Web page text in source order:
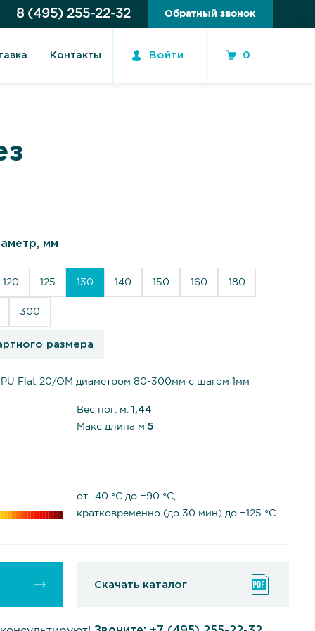
8 (495) 255-22-32 Обратный звонок
Контакты Войти 0
мм
120 125 130 140 150 160 180
300
размера
Flat 20/OM диаметром 80-300мм с шагом 1мм
Вес пог. м. 1,44
Макс длина м 5
от -40 °С до +90 °С,
кратковременно (до 30 мин) до +125 °С.
Скачать каталог